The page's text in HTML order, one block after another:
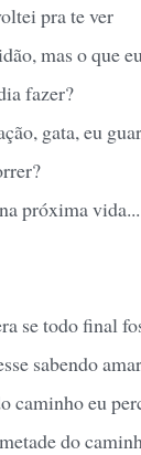
pra te ver
mas o que
fazer?
gata, eu
próxima vida...
se todo final
sabendo
caminho eu
do